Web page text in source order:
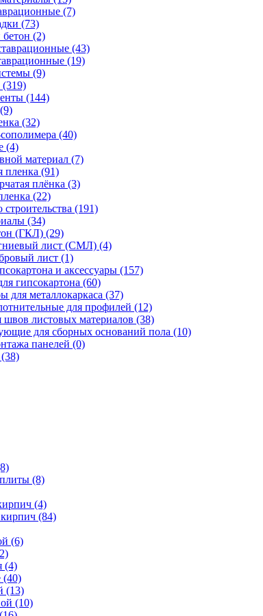
(7)
(73)
(2)
(43)
(19)
(9)
(144)
(32)
(40)
(4)
материал (7)
пленка (91)
плёнка (3)
(22)
(191)
(34)
(ГКЛ) (29)
лист (СМЛ) (4)
лист (1)
и аксессуары (157)
гипсокартона (60)
для металлокаркаса (37)
для профилей (12)
швов листовых материалов (38)
для сборных оснований пола (10)
панелей (0)
(8)
(4)
(84)
(6)
(4)
(40)
(13)
(10)